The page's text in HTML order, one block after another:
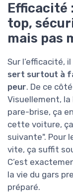
Efficacité
top,
mais pas
Sur l’efficacité,
sert surtout à
peur. De ce
Visuellement, la
pare-brise, ça
cette voiture,
suivante". Pour
vite, ça suffit
C’est
la vie du gars
préparé.